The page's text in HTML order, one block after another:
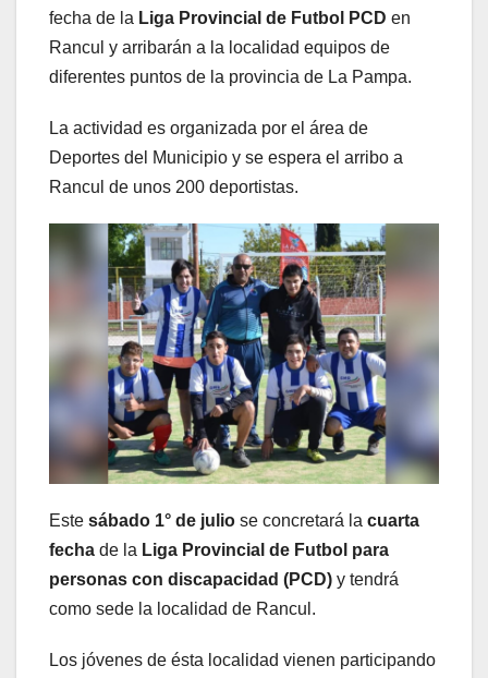
fecha de la Liga Provincial de Futbol PCD en
Rancul y arribarán a la localidad equipos de
diferentes puntos de la provincia de La Pampa.
La actividad es organizada por el área de
Deportes del Municipio y se espera el arribo a
Rancul de unos 200 deportistas.
Este sábado 1° de julio se concretará la cuarta
fecha de la Liga Provincial de Futbol para
personas con discapacidad (PCD) y tendrá
como sede la localidad de Rancul.
Los jóvenes de ésta localidad vienen participando